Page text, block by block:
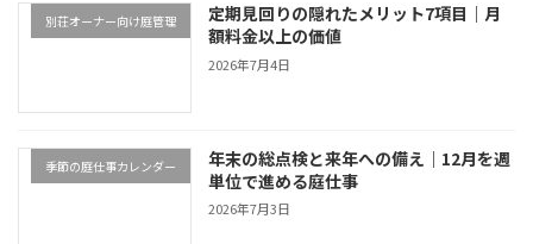
別荘オーナー向け庭管理
定期見回りの隠れたメリット7項目｜月
額料金以上の価値
2026年7月4日
季節の庭仕事カレンダー
年末の総点検と来年への備え｜12月を週
単位で進める庭仕事
2026年7月3日